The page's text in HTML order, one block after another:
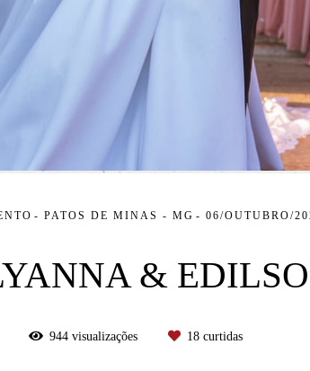
PATOS DE MINAS - MG 06/OUTUBRO/
&
944 visualizações 18 curtidas